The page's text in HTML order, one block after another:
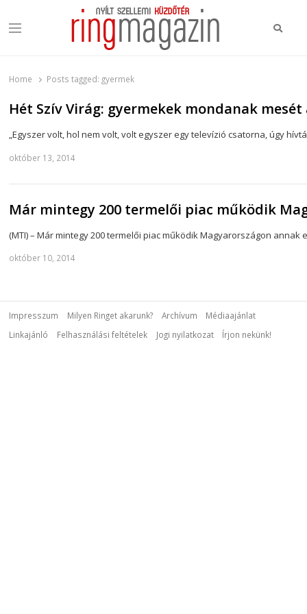
Menu
Home Posts tagged: gyermek
Hét Szív Virág: gyermekek mondanak
„Egyszer volt, hol nem volt, volt egyszer egy televízió csatorna, úgy
október 13, 2014
Már mintegy 200 termelői piac működik
(MTI) – Már mintegy 200 termelői piac működik Magyarországon
október 10, 2014
Impresszum Milyen Ringet akarunk? Archívum
Médiaajánlat
Linkajánló
Felhasználási feltételek Jogi nyilatkozat Írjon nekünk!